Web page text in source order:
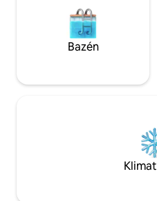
pripravené privítať vás. Vitajte! Bazén,
posilňovňa a sauna. Môj priateľ Ana
Catarina a ja sme k dispozícii
denne, 7 dní v týždni, aby
tých, ktorí sa chcú baviť a žiť
nákupné centrá, kultúrne
supermarkety a obchody
prechádzku alebo
Bazén